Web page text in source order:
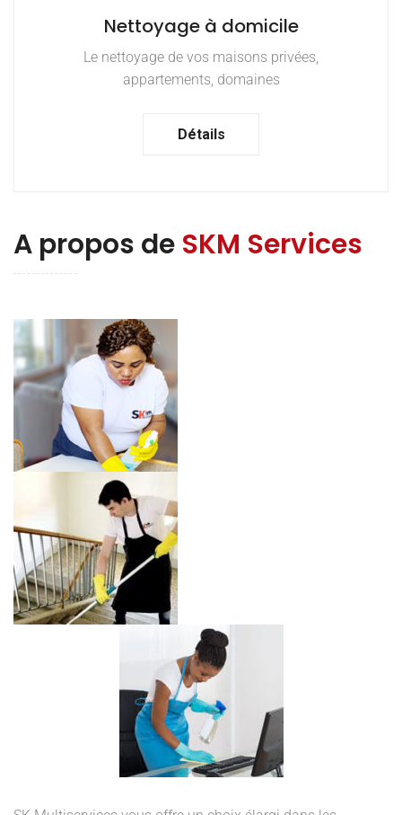
Nettoyage à domicile
Le nettoyage de vos maisons privées,
appartements, domaines
Détails
A propos de SKM Services